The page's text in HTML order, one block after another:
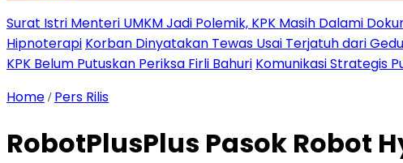
Surat Istri Menteri UMKM Jadi Polemik, KPK Masih Dalami
Hipnoterapi Korban Dinyatakan Tewas Usai Terjatuh dari
KPK Belum Putuskan Periksa Firli Bahuri Komunikasi Strategis
Home / Pers Rilis
RobotPlusPlus Pasok Robot